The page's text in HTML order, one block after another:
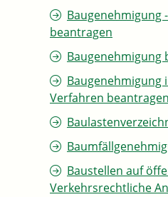
Baugenehmigung
beantragen
Baugenehmigung
Baugenehmigung
Verfahren beantragen
Baustellen auf
Verkehrsrechtliche